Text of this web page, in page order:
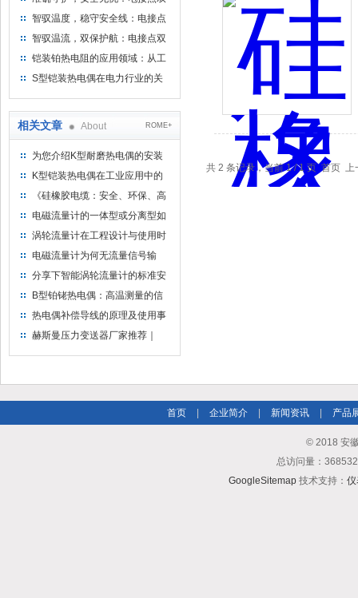
金属温度计——测温新选择
智驭温度，稳守安全线：电接点
双金属温度计的创新守护
智驭温流，双保护航：电接点双
金属温度计在工业领域的革新应
铠装铂热电阻的应用领域：从工
业到科研，无所不在的温度测量
S型铠装热电偶在电力行业的关
相关文章 About ROME+
为您介绍K型耐磨热电偶的安装
要求
K型铠装热电偶在工业应用中的
优势及发展趋势
《硅橡胶电缆：安全、环保、高
效的电缆选择》
电磁流量计的一体型或分离型如
何合理选择
涡轮流量计在工程设计与使用时
的注意事项
电磁流量计为何无流量信号输
出？
分享下智能涡轮流量计的标准安
装方法
B型铂铑热电偶：高温测量的信
赖之选
热电偶补偿导线的原理及使用事
项
赫斯曼压力变送器厂家推荐｜
共 2 条记录，当前 1 / 1 页 首页
首页 企业简介 新闻资讯 产品
© 2018 安
总访问量：
GoogleSitemap技术支持： 仪